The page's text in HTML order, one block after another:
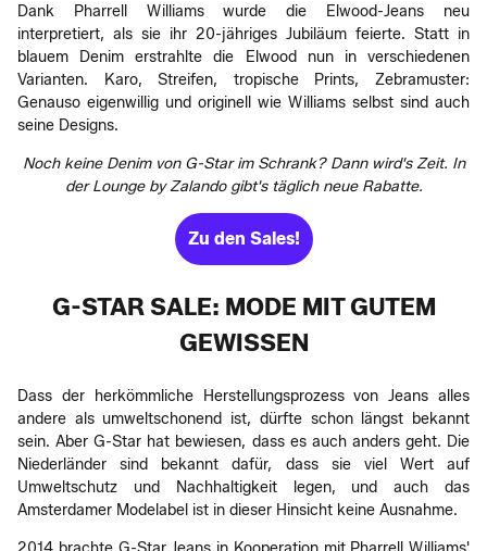
Dank Pharrell Williams wurde die Elwood-Jeans neu
interpretiert, als sie ihr 20-jähriges Jubiläum feierte. Statt in
blauem Denim erstrahlte die Elwood nun in verschiedenen
Varianten. Karo, Streifen, tropische Prints, Zebramuster:
Genauso eigenwillig und originell wie Williams selbst sind auch
seine Designs.
Noch keine Denim von G-Star im Schrank? Dann wird's Zeit. In
der Lounge by Zalando gibt's täglich neue Rabatte.
Zu den Sales!
G-STAR SALE: MODE MIT GUTEM
GEWISSEN
Dass der herkömmliche Herstellungsprozess von Jeans alles
andere als umweltschonend ist, dürfte schon längst bekannt
sein. Aber G-Star hat bewiesen, dass es auch anders geht. Die
Niederländer sind bekannt dafür, dass sie viel Wert auf
Umweltschutz und Nachhaltigkeit legen, und auch das
Amsterdamer Modelabel ist in dieser Hinsicht keine Ausnahme.